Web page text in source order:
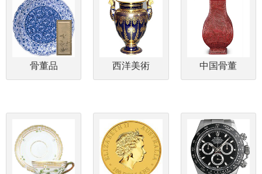
骨董品 西洋美術 中国骨董